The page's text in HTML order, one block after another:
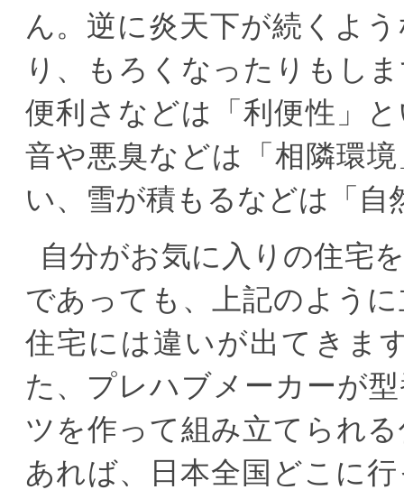
ん。逆に炎天下が続くよ
り、もろくなったりもし
便利さなどは「利便性」
音や悪臭などは「相隣環
い、雪が積もるなどは「自
自分がお気に入りの住宅
であっても、上記のよう
住宅には違いが出てきま
た、プレハブメーカーが
ツを作って組み立てられ
あれば、日本全国どこに